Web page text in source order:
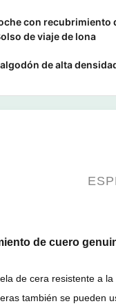
con recubrimiento
de viaje de lona
de alta
de cuero
de cera resistente a
también se pueden